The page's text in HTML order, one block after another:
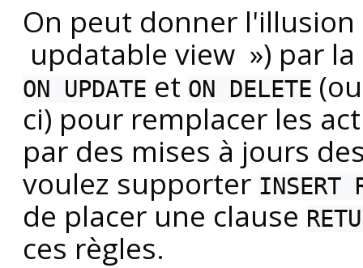
On peut donner
updatable view ») par
ON UPDATE et ON DELETE
ci) pour remplacer les
par des mises à jours
voulez supporter INSERT
de placer une clause
ces règles.